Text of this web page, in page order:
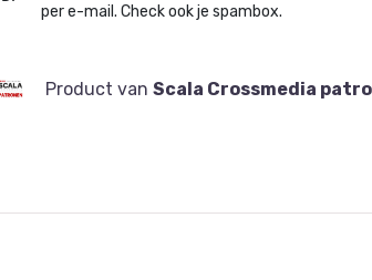
per e-mail. Check ook je spambox.
Product van Scala Crossmedia